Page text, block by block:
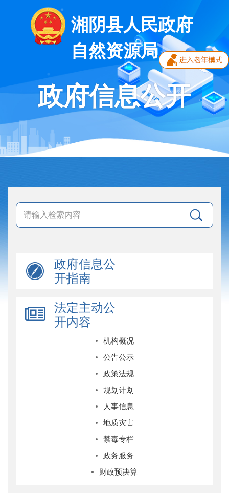
湘阴县人民政府
自然资源局
政府信息公开
政府信息公
开指南
法定主动公
开内容
机构概况
公告公示
政策法规
规划计划
人事信息
地质灾害
禁毒专栏
政务服务
财政预决算